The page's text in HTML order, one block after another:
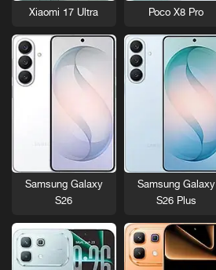
Poco X8 Pro
Xiaomi 17 Ultra
Samsung Galaxy
S26 Plus
Samsung Galaxy
S26